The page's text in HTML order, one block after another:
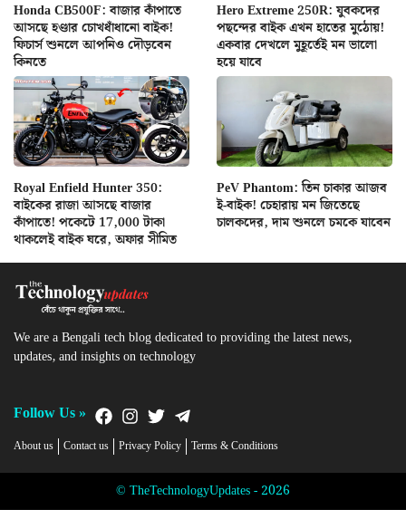
Honda CB500F: বাজার কাঁপাতে
আসছে হণ্ডার চোখধাঁধানো বাইক!
ফিচার্স শুনলে আপনিও দৌড়বেন
কিনতে
Hero Extreme 250R: যুবকদের
পছন্দের বাইক এখন হাতের মুঠোয়!
একবার দেখলে মুহূর্তেই মন ভালো
হয়ে যাবে
Royal Enfield Hunter 350:
বাইকের রাজা আসছে বাজার
কাঁপাতে! পকেটে 17,000 টাকা
থাকলেই বাইক ঘরে, অফার সীমিত
PeV Phantom: তিন চাকার আজব
ই-বাইক! চেহারায় মন জিতেছে
চালকদের, দাম শুনলে চমকে যাবেন
We are a Bengali tech blog dedicated to providing the latest news,
updates, and insights on technology
Follow Us »
About us Contact us Privacy Policy Terms & Conditions
© TheTechnologyUpdates - 2026